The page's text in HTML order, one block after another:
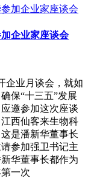
企业家座谈会
企业月谈会，就如
保“十三五”发展
邀参加这次座谈
西仙客来生物科
是潘新华董事长
参加强卫书记主
华董事长都作为
一次